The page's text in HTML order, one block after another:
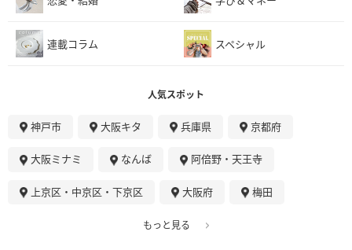
連載コラム スペシャル
人気スポット
神戸市 大阪キタ 兵庫県 京都府
大阪ミナミ なんば 阿倍野・天王寺
上京区・中京区・下京区 大阪府 梅田
もっと見る